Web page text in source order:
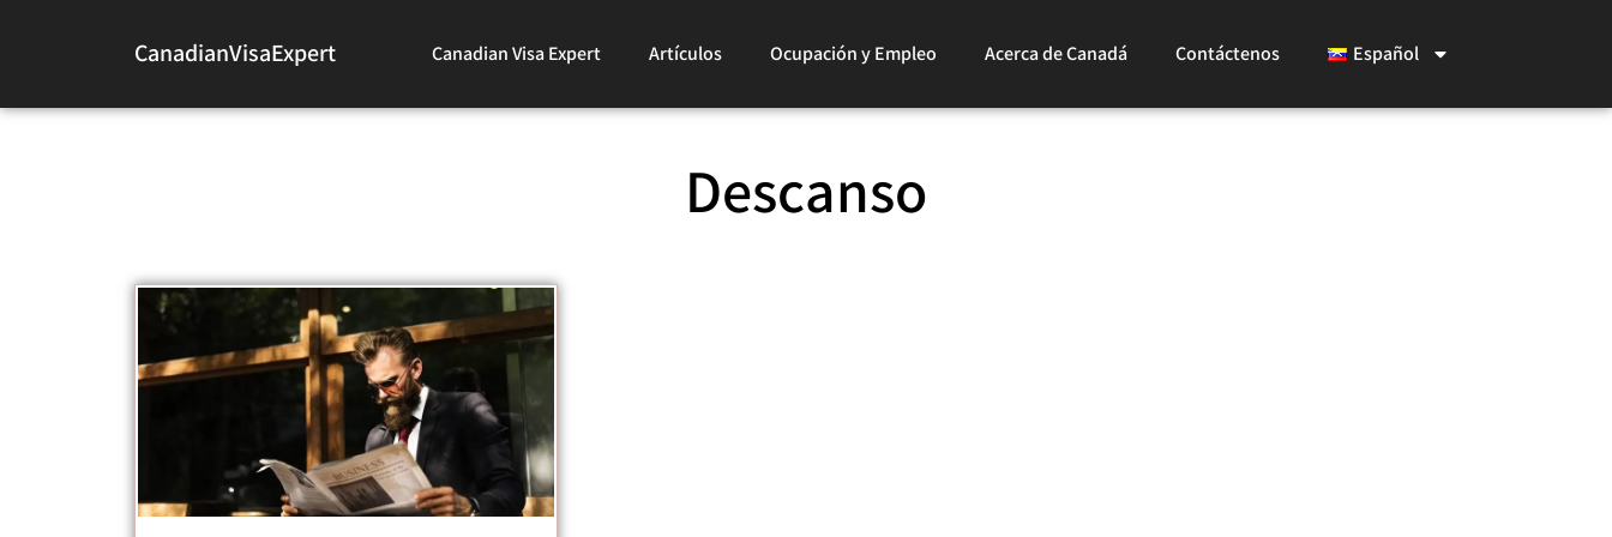
CanadianVisaExpert Canadian Visa Expert Artículos Ocupación y Empleo Acerca de Canadá Contáctenos Español
Descanso